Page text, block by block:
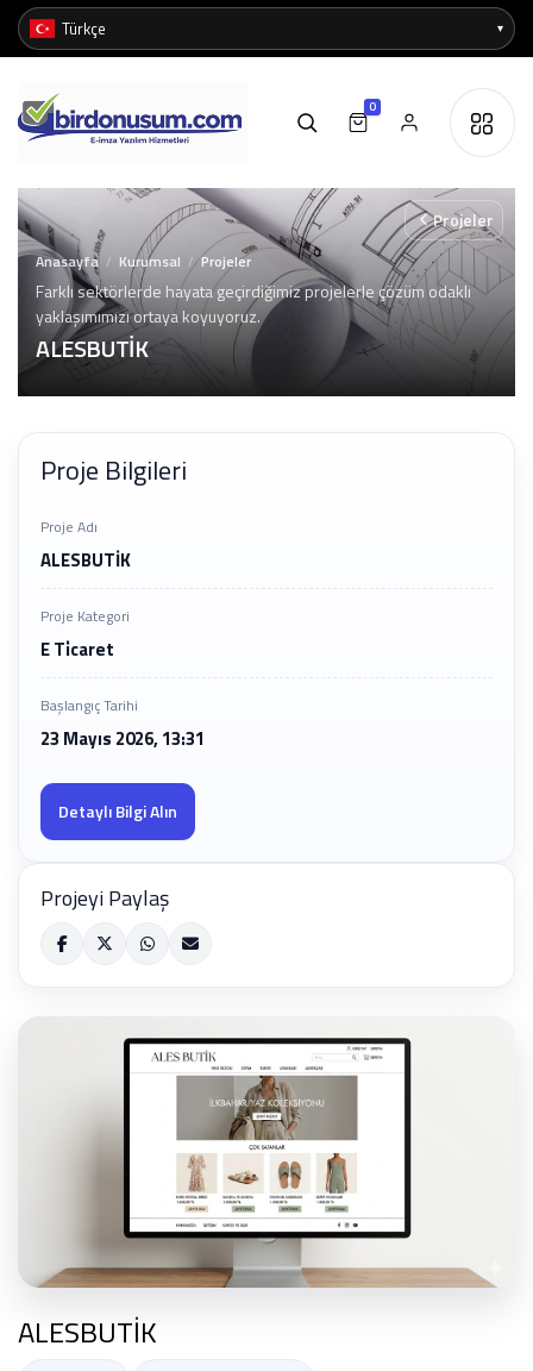
0
ALESBUTİK
Farklı sektörlerde hayata geçirdiğimiz projelerle çözüm odaklı
yaklaşımımızı ortaya koyuyoruz.
Anasayfa / Kurumsal / Projeler
Projeler
ALESBUTİK
Proje Bilgileri
Proje Adı
ALESBUTİK
Proje Kategori
E Ti̇caret
Başlangıç Tarihi
23 Mayıs 2026, 13:31
Detaylı Bilgi Alın
Projeyi Paylaş